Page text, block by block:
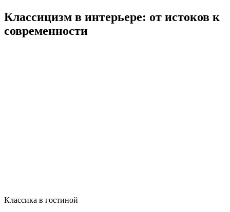
Классицизм в интерьере: от истоков к
современности
Классика в гостиной